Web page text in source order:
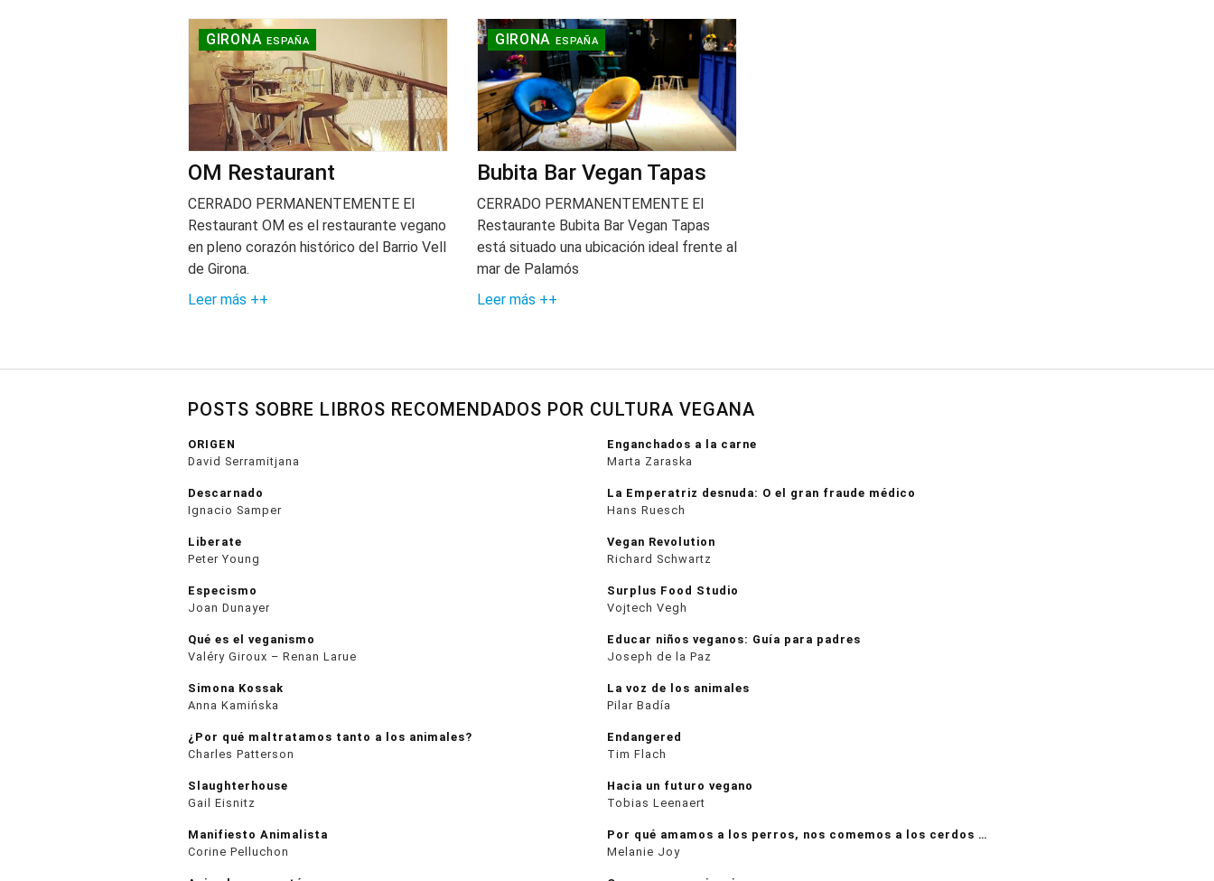
GIRONA ESPAÑA
OM Restaurant
CERRADO PERMANENTEMENTE El
Restaurant OM es el restaurante vegano
en pleno corazón histórico del Barrio Vell
de Girona.
Leer más ++
GIRONA ESPAÑA
Bubita Bar Vegan Tapas
CERRADO PERMANENTEMENTE El
Restaurante Bubita Bar Vegan Tapas
está situado una ubicación ideal frente al
mar de Palamós
Leer más ++
POSTS SOBRE LIBROS RECOMENDADOS POR CULTURA VEGANA
ORIGEN
David Serramitjana
Enganchados a la carne
Marta Zaraska
Descarnado
Ignacio Samper
La Emperatriz desnuda: O el gran fraude médico
Hans Ruesch
Liberate
Peter Young
Vegan Revolution
Richard Schwartz
Especismo
Joan Dunayer
Surplus Food Studio
Vojtech Vegh
Qué es el veganismo
Valéry Giroux – Renan Larue
Educar niños veganos: Guía para padres
Joseph de la Paz
Simona Kossak
Anna Kamińska
La voz de los animales
Pilar Badía
¿Por qué maltratamos tanto a los animales?
Charles Patterson
Endangered
Tim Flach
Slaughterhouse
Gail Eisnitz
Hacia un futuro vegano
Tobias Leenaert
Manifiesto Animalista
Corine Pelluchon
Por qué amamos a los perros, nos comemos a los cerdos …
Melanie Joy